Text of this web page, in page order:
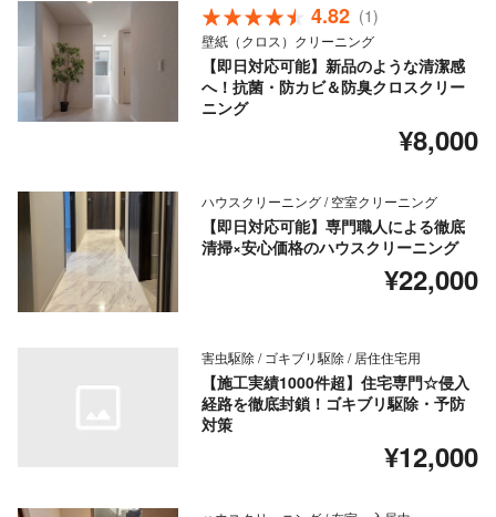
4.82 (1)
壁紙（クロス）クリーニング
【即日対応可能】新品のような清潔感
へ！抗菌・防カビ＆防臭クロスクリー
ニング
¥8,000
ハウスクリーニング / 空室クリーニング
【即日対応可能】専門職人による徹底
清掃×安心価格のハウスクリーニング
¥22,000
害虫駆除 / ゴキブリ駆除 / 居住住宅用
【施工実績1000件超】住宅専門☆侵入
経路を徹底封鎖！ゴキブリ駆除・予防
対策
¥12,000